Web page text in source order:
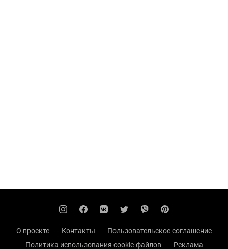
О проекте Контакты
Пользовательское соглашение
Политика использования cookie-файлов
Реклама